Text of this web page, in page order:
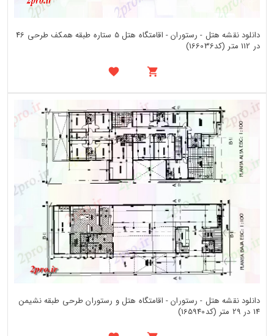
دانلود نقشه هتل - رستوران - اقامتگاه هتل 5 ستاره طبقه همکف طرحی 46
در 112 متر (کد166036)
دانلود نقشه هتل - رستوران - اقامتگاه هتل و رستوران طرحی طبقه نشیمن
14 در 29 متر (کد165940)